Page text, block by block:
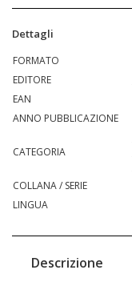
Dettagli
FORMATO
EDITORE
EAN
ANNO PUBBLICAZIONE
CATEGORIA
COLLANA / SERIE
LINGUA
Descrizione